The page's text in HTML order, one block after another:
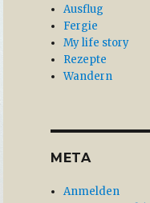
Ausflug
Fergie
My life story
Rezepte
Wandern
META
Anmelden